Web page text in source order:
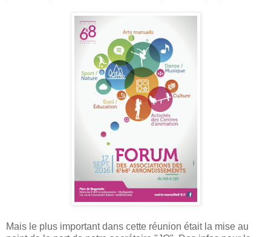
Mais le plus important dans cette réunion était la mise au